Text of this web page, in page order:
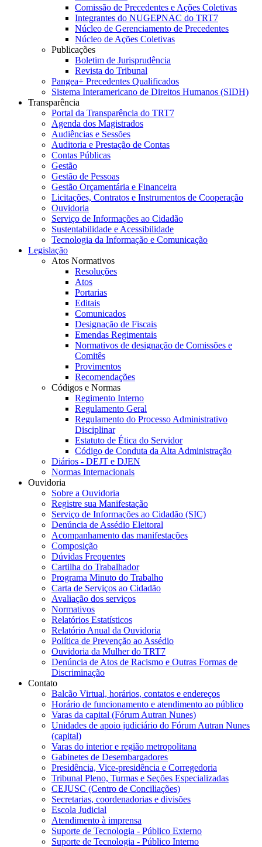
Comissão de Precedentes e Ações Coletivas
Integrantes do NUGEPNAC do TRT7
Núcleo de Gerenciamento de Precedentes
Núcleo de Ações Coletivas
Publicações
Boletim de Jurisprudência
Revista do Tribunal
Pangea+ Precedentes Qualificados
Sistema Interamericano de Direitos Humanos (SIDH)
Transparência
Portal da Transparência do TRT7
Agenda dos Magistrados
Audiências e Sessões
Auditoria e Prestação de Contas
Contas Públicas
Gestão
Gestão de Pessoas
Gestão Orçamentária e Financeira
Licitações, Contratos e Instrumentos de Cooperação
Ouvidoria
Serviço de Informações ao Cidadão
Sustentabilidade e Acessibilidade
Tecnologia da Informação e Comunicação
Legislação
Atos Normativos
Resoluções
Atos
Portarias
Editais
Comunicados
Designação de Fiscais
Emendas Regimentais
Normativos de designação de Comissões e
Comitês
Provimentos
Recomendações
Códigos e Normas
Regimento Interno
Regulamento Geral
Regulamento do Processo Administrativo
Disciplinar
Estatuto de Ética do Servidor
Código de Conduta da Alta Administração
Diários - DEJT e DJEN
Normas Internacionais
Ouvidoria
Sobre a Ouvidoria
Registre sua Manifestação
Serviço de Informações ao Cidadão (SIC)
Denúncia de Assédio Eleitoral
Acompanhamento das manifestações
Composição
Dúvidas Frequentes
Cartilha do Trabalhador
Programa Minuto do Trabalho
Carta de Serviços ao Cidadão
Avaliação dos serviços
Normativos
Relatórios Estatísticos
Relatório Anual da Ouvidoria
Política de Prevenção ao Assédio
Ouvidoria da Mulher do TRT7
Denúncia de Atos de Racismo e Outras Formas de
Discriminação
Contato
Balcão Virtual, horários, contatos e endereços
Horário de funcionamento e atendimento ao público
Varas da capital (Fórum Autran Nunes)
Unidades de apoio judiciário do Fórum Autran Nunes
(capital)
Varas do interior e região metropolitana
Gabinetes de Desembargadores
Presidência, Vice-presidência e Corregedoria
Tribunal Pleno, Turmas e Seções Especializadas
CEJUSC (Centro de Conciliações)
Secretarias, coordenadorias e divisões
Escola Judicial
Atendimento à imprensa
Suporte de Tecnologia - Público Externo
Suporte de Tecnologia - Público Interno